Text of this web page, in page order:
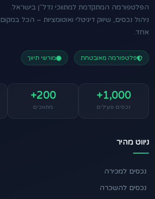
הפלטפורמה המתקדמת למתווכי נדל"ן בישראל.
ניהול נכסים, שיווק דיגיטלי ואוטומציות – הכל במקום
אחד.
פלטפורמה מאובטחת מורשי תיווך
1,000+
נכסים פעילים
200+
מתווכים
ניווט מהיר
נכסים למכירה
נכסים להשכרה